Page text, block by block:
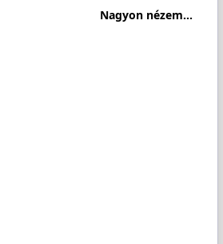
Nagyon nézem...